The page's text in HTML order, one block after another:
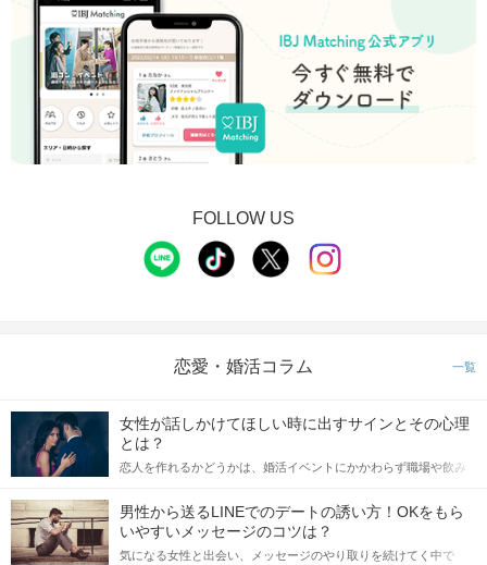
FOLLOW US
恋愛・婚活コラム 一覧
女性が話しかけてほしい時に出すサインとその心理
とは？
恋人を作れるかどうかは、婚活イベントにかかわらず職場や飲み
てアプローチできるかにも左右されます。 これから恋人作りを本
格的に始めようとしている方は、女性が異性を求めて出すサイン
をしっかりと理解し、正しい行動に移せるかどうかが重要。 この
記事では、女性が話しかけて欲しい時に出すサインとその心理を
男性から送るLINEでのデートの誘い方！OKをもら
いやすいメッセージのコツは？
気になる女性と出会い、メッセージのやり取りを続けてく中で